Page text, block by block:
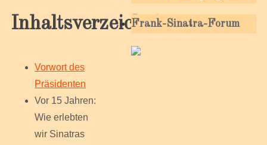
Inhaltsverzeichnis
Vorwort des
Präsidenten
Vor 15 Jahren:
Wie erlebten
wir Sinatras
Frank-Sinatra-Forum